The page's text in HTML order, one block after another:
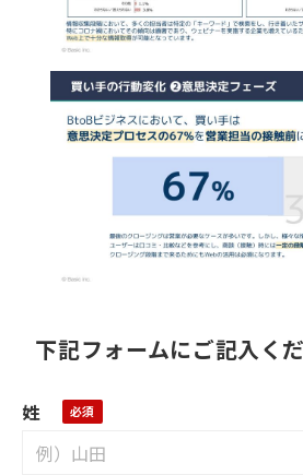
下記フォームにご記入く
姓